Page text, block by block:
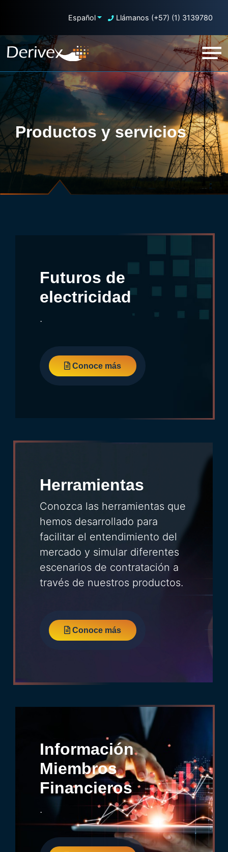
Español Llámanos (+57) (1) 3139780
Productos y servicios
Futuros de
electricidad
.
Conoce más
Herramientas
Conozca las herramientas que
hemos desarrollado para
facilitar el entendimiento del
mercado y simular diferentes
escenarios de contratación a
través de nuestros productos.
Conoce más
Información
Miembros
Financieros
.